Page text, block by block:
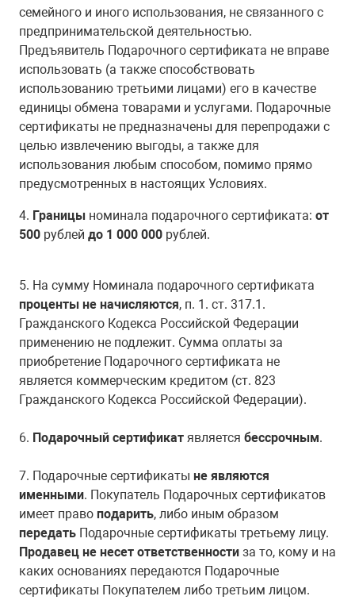
семейного и иного использования, не связанного с
предпринимательской деятельностью.
Предъявитель Подарочного сертификата не вправе
использовать (а также способствовать
использованию третьими лицами) его в качестве
единицы обмена товарами и услугами. Подарочные
сертификаты не предназначены для перепродажи с
целью извлечению выгоды, а также для
использования любым способом, помимо прямо
предусмотренных в настоящих Условиях.
4. Границы номинала подарочного сертификата: от
500 рублей до 1 000 000 рублей.
5. На сумму Номинала подарочного сертификата
проценты не начисляются, п. 1. ст. 317.1.
Гражданского Кодекса Российской Федерации
применению не подлежит. Сумма оплаты за
приобретение Подарочного сертификата не
является коммерческим кредитом (ст. 823
Гражданского Кодекса Российской Федерации).
6. Подарочный сертификат является бессрочным.
7. Подарочные сертификаты не являются
именными. Покупатель Подарочных сертификатов
имеет право подарить, либо иным образом
передать Подарочные сертификаты третьему лицу.
Продавец не несет ответственности за то, кому и на
каких основаниях передаются Подарочные
сертификаты Покупателем либо третьим лицом.